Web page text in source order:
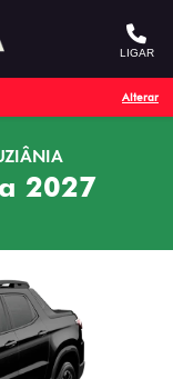
LIGAR
Alterar
2027